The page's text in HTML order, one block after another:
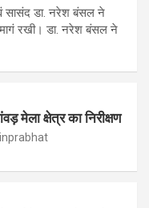
सासंद डा. नरेश बंसल ने
रखी। डा. नरेश बंसल ने
मेला क्षेत्र का निरीक्षण